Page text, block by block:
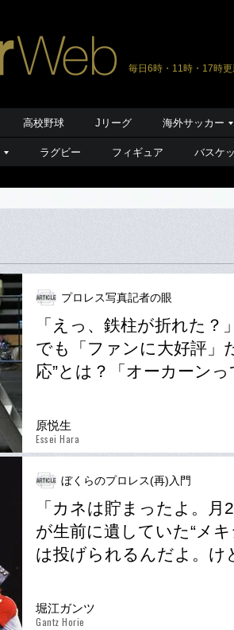
毎日6時・11時・17時更
高校野球 Jリーグ 海外サッカー
ラグビー フィギュア バスケ
プロレス写真記者の眼
「えっ、鉄柱が折れた
でも「ファンに大好評」
応”とは？「オーカーン
原悦生
Essei Hara
ぼくらのプロレス(再)入門
「カネは貯まったよ。
が生前に遺していた“メ
は投げられるんだよ。け
堀江ガンツ
Gantz Horie